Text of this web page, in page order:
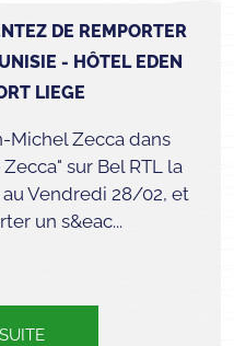
DE REMPORTER
- HÔTEL EDEN
LIEGE
Michel Zecca dans
sur Bel RTL la
Vendredi 28/02, et
un s&eac...